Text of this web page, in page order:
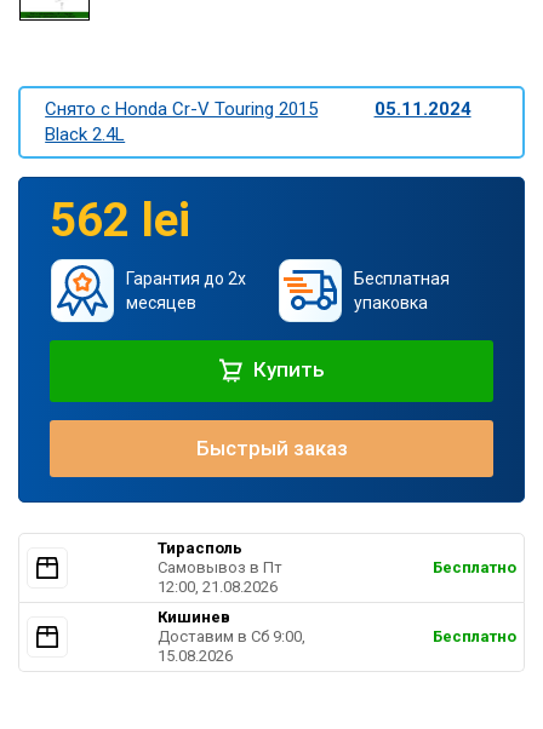
Снято c Honda Cr-V Touring 2015
Black 2.4L
05.11.2024
562 lei
Гарантия до 2х
месяцев
Бесплатная
упаковка
Купить
Быстрый заказ
Тирасполь
Самовывоз в Пт
12:00, 21.08.2026
Бесплатно
Кишинев
Доставим в Cб 9:00,
15.08.2026
Бесплатно